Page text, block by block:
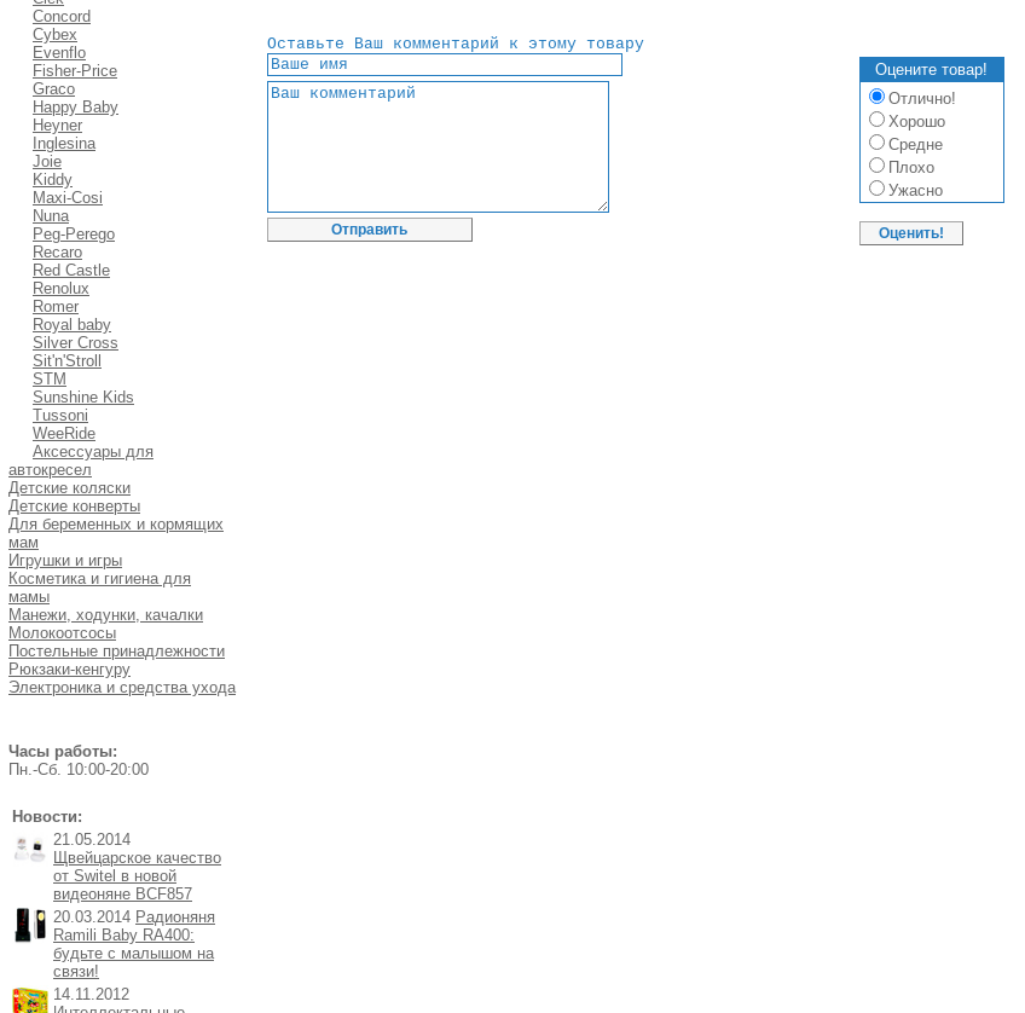
Concord
Cybex
Evenflo
Fisher-Price
Graco
Happy Baby
Heyner
Inglesina
Joie
Kiddy
Maxi-Cosi
Nuna
Peg-Perego
Recaro
Red Castle
Renolux
Romer
Royal baby
Silver Cross
Sit'n'Stroll
STM
Sunshine Kids
Tussoni
WeeRide
Аксессуары для
автокресел
Детские коляски
Детские конверты
Для беременных и кормящих
мам
Игрушки и игры
Косметика и гигиена для
мамы
Манежи, ходунки, качалки
Молокоотсосы
Постельные принадлежности
Рюкзаки-кенгуру
Электроника и средства ухода
Часы работы:
Пн.-Cб. 10:00-20:00
Новости:
21.05.2014
Щвейцарское качество
от Switel в новой
видеоняне BCF857
20.03.2014 Радионяня
Ramili Baby RA400:
будьте с малышом на
связи!
14.11.2012
Оставьте Ваш комментарий к этому товару
Оцените товар!
Отлично!
Хорошо
Средне
Плохо
Ужасно